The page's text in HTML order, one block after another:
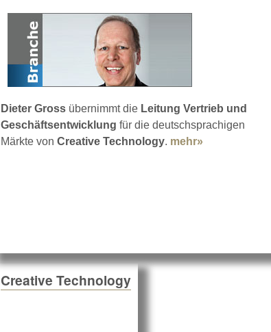
Dieter Gross übernimmt die Leitung Vertrieb und
Geschäftsentwicklung für die deutschsprachigen
Märkte von Creative Technology. mehr»
Creative Technology